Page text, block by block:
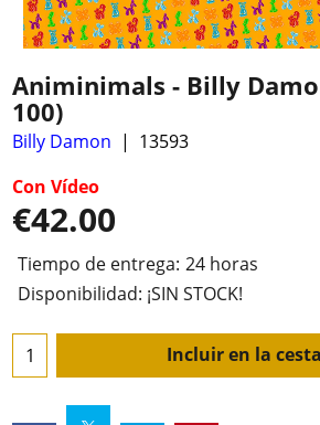
Animinimals - Billy
100)
Billy Damon
13593
Con Vídeo
€42.00
Tiempo de entrega: 24 horas
Disponibilidad: ¡SIN STOCK!
Incluir en la cesta